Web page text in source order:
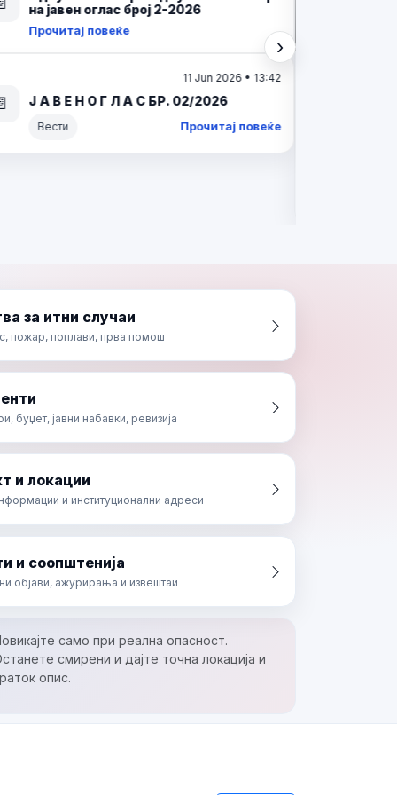
Вести
О Д Л У К А За избор на кандидат по
Интерен оглас број 02/2025 за
унапредување на административен
службеник во Центар за управување
›Следно
за итни случаи
пожар, поплави, прва помош
буџет, јавни набавки, ревизија
и локации
и институционални адреси
и соопштенија
објави, ажурирања и извештаи
само при реална опасност.
смирени и дајте точна локација и
опис.